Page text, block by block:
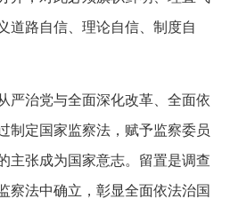
道路自信、理论自信、制度自
严治党与全面深化改革、全面依
制定国家监察法，赋予监察委员
主张成为国家意志。留置是调查
察法中确立，彰显全面依法治国